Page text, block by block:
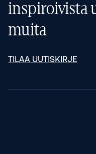
inspiroivista
muita
TILAA UUTISKIRJE